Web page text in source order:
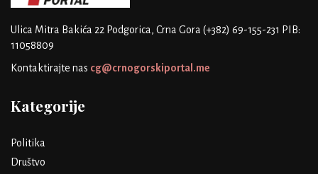
Ulica Mitra Bakića 22 Podgorica, Crna Gora (+382) 69-155-231 PIB:
11058809
Kontaktirajte nas cg@crnogorskiportal.me
Kategorije
Politika
Društvo